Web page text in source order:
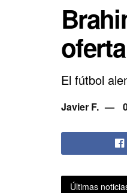
El fútbol
Javier F.
Últimas